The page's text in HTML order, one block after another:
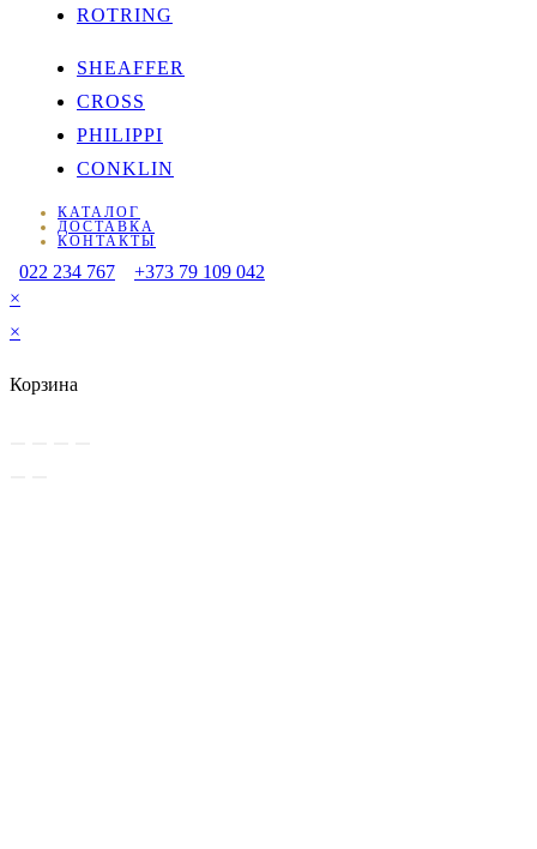
ROTRING
SHEAFFER
CROSS
PHILIPPI
CONKLIN
КАТАЛОГ
ДОСТАВКА
КОНТАКТЫ
022 234 767
+373 79 109 042
×
×
Корзина